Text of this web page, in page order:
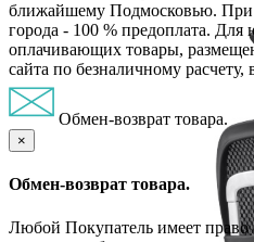
ближайшему Подмосковью. При
города - 100 % предоплата. Для
оплачивающих товары,
сайта по безналичному расчету,
Обмен-возврат товара.
×
Обмен-возврат товара.
Любой Покупатель имеет право